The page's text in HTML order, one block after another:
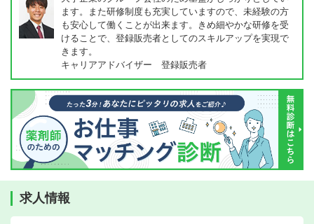
ます。また研修制度も充実していますので、未経験の方
も安心して働くことが出来ます。きめ細やかな研修を受
けることで、登録販売者としてのスキルアップを実現で
きます。
キャリアアドバイザー 登録販売者
求人情報